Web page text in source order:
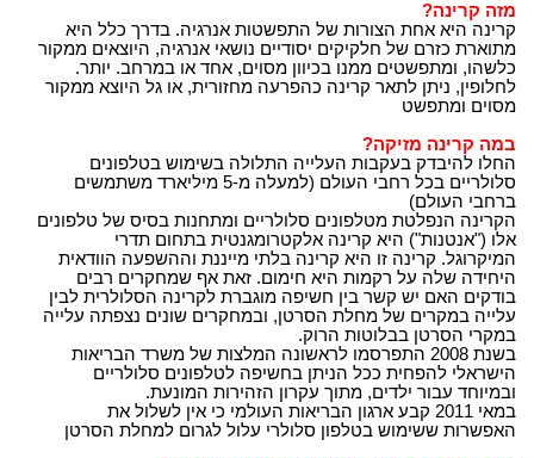
מזה קרינה?
קרינה היא אחת הצורות של התפשטות אנרגיה. בדרך כלל היא
מתוארת כזרם של חלקיקים יסודיים נושאי אנרגיה, היוצאים ממקור
כלשהו, ומתפשטים ממנו בכיוון מסוים, אחד או במרחב. יותר.
לחלופין, ניתן לתאר קרינה כהפרעה מחזורית, או גל היוצא ממקור
מסוים ומתפשט
במה קרינה מזיקה?
החלו להיבדק בעקבות העלייה התלולה בשימוש בטלפונים
סלולריים בכל רחבי העולם (למעלה מ-5 מיליארד משתמשים
ברחבי העולם)
הקרינה הנפלטת מטלפונים סלולריים ומתחנות בסיס של טלפונים
אלו ("אנטנות") היא קרינה אלקטרומגנטית בתחום תדרי
המיקרוגל. קרינה זו היא קרינה בלתי מייננת וההשפעה הוודאית
היחידה שלה על רקמות היא חימום. זאת אף שמחקרים רבים
בודקים האם יש קשר בין חשיפה מוגברת לקרינה הסלולרית לבין
עלייה במקרים של מחלת הסרטן, ובמחקרים שונים נצפתה עלייה
במקרי הסרטן בבלוטות הרוק.
בשנת 2008 התפרסמו לראשונה המלצות של משרד הבריאות
הישראלי להפחית ככל הניתן בחשיפה לטלפונים סלולריים
ובמיוחד עבור ילדים, מתוך עקרון הזהירות המונעת.
במאי 2011 קבע ארגון הבריאות העולמי כי אין לשלול את
האפשרות ששימוש בטלפון סלולרי עלול לגרום למחלת הסרטן